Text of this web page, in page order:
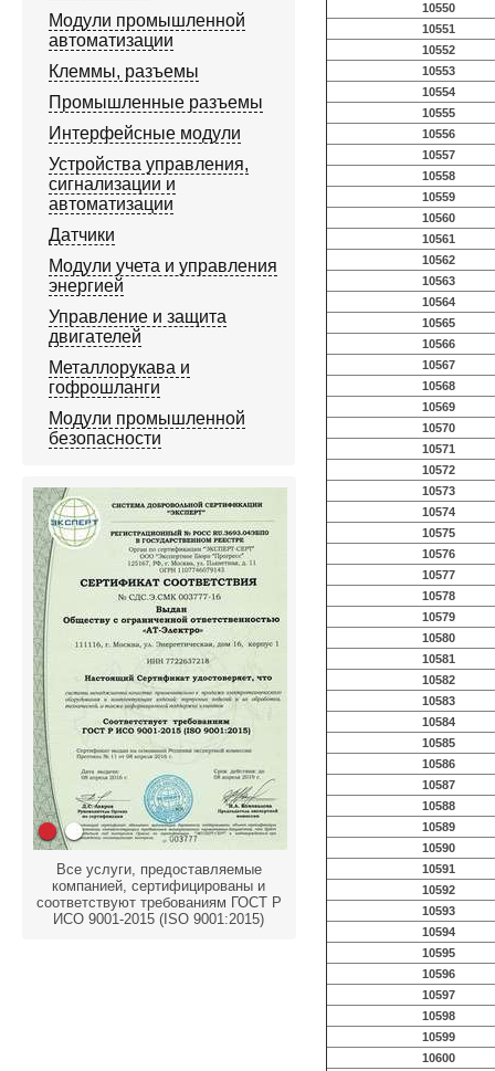
Модули промышленной
автоматизации
Клеммы, разъемы
Промышленные разъемы
Интерфейсные модули
Устройства управления,
сигнализации и
автоматизации
Датчики
Модули учета и управления
энергией
Управление и защита
двигателей
Металлорукава и
гофрошланги
Модули промышленной
безопасности
Все услуги, предоставляемые
компанией, сертифицированы и
соответствуют требованиям ГОСТ Р
ИСО 9001-2015 (ISO 9001:2015)
10550
10551
10552
10553
10554
10555
10556
10557
10558
10559
10560
10561
10562
10563
10564
10565
10566
10567
10568
10569
10570
10571
10572
10573
10574
10575
10576
10577
10578
10579
10580
10581
10582
10583
10584
10585
10586
10587
10588
10589
10590
10591
10592
10593
10594
10595
10596
10597
10598
10599
10600